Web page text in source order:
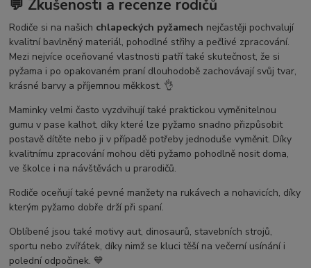
💬 Zkušenosti a recenze rodičů
Rodiče si na našich chlapeckých pyžamech nejčastěji pochvalují
kvalitní bavlněný materiál, pohodlné střihy a pečlivé zpracování.
Mezi nejvíce oceňované vlastnosti patří také skutečnost, že si
pyžama i po opakovaném praní dlouhodobě zachovávají svůj tvar,
krásné barvy a příjemnou měkkost. 👌
Maminky velmi často vyzdvihují také praktickou vyměnitelnou
gumu v pase kalhot, díky které lze pyžamo snadno přizpůsobit
postavě dítěte nebo ji v případě potřeby jednoduše vyměnit. Díky
kvalitnímu zpracování mohou děti pyžamo pohodlně nosit doma,
ve školce i na návštěvách u prarodičů.
Rodiče oceňují také pevné manžety na rukávech a nohavicích, díky
kterým pyžamo dobře drží při spaní.
Oblíbené jsou také motivy aut, dinosaurů, stavebních strojů,
sportu nebo zvířátek, díky nimž se kluci těší na večerní usínání i
polední odpočinek. 💙